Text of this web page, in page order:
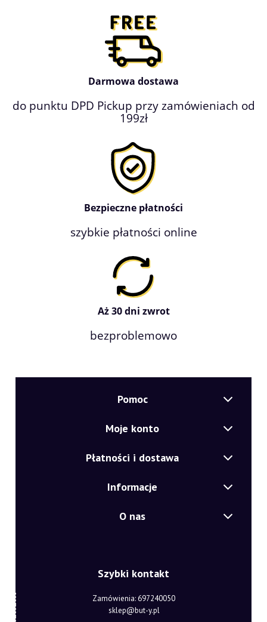
Darmowa dostawa
do punktu DPD Pickup przy zamówieniach od
199zł
Bezpieczne płatności
szybkie płatności online
Aż 30 dni zwrot
bezproblemowo
Pomoc
Moje konto
Płatności i dostawa
Informacje
O nas
Szybki kontakt
Zamówienia: 697240050
sklep@but-y.pl